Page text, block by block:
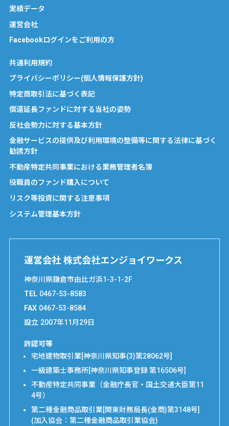
実績データ
運営会社
Facebookログインをご利用の方
共通利用規約
プライバシーポリシー(個人情報保護方針)
特定商取引法に基づく表記
償還延長ファンドに対する当社の姿勢
反社会勢力に対する基本方針
金融サービスの提供及び利用環境の整備等に関する法律に基づく
勧誘方針
不動産特定共同事業における業務管理者名簿
役職員のファンド購入について
リスク等投資に関する注意事項
システム管理基本方針
運営会社 株式会社エンジョイワークス
神奈川県鎌倉市由比ガ浜1-3-1-2F
TEL 0467-53-8583
FAX 0467-53-8584
設立 2007年11月29日
許認可等
宅地建物取引業[神奈川県知事(3)第28062号]
一級建築士事務所[神奈川県知事登録 第16506号]
不動産特定共同事業（金融庁長官・国土交通大臣第11
4号）
第二種金融商品取引業[関東財務局長(金商)第3148号]
(加入協会：第二種金融商品取引業協会)